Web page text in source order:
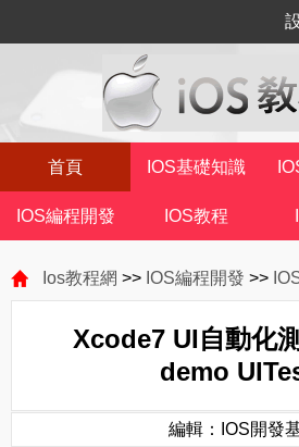
首頁 IOS基礎知識
IOS編程開發 IOS教程
Ios教程網 >> IOS編程開發 >>
Xcode7 UI自動化
demo
編輯：IOS開發